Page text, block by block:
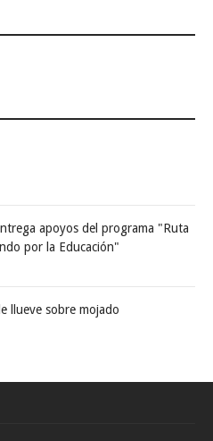
apoyos del programa "Ruta
por la Educación"
llueve sobre mojado